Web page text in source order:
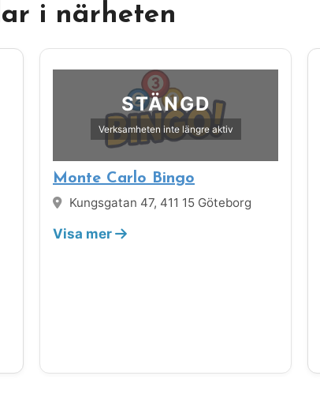
i närheten
STÄNGD
Verksamheten inte längre aktiv
Monte Carlo Bingo
Kungsgatan 47, 411 15 Göteborg
Visa mer